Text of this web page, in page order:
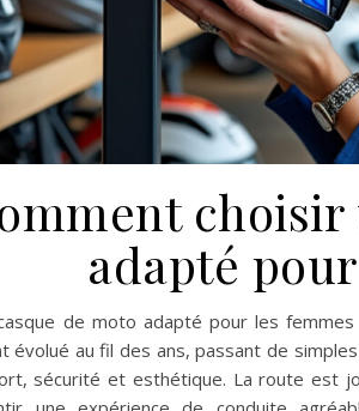
adapté
de moto adapté pour les
évolué au fil des ans, passant de
sécurité et esthétique. La route est